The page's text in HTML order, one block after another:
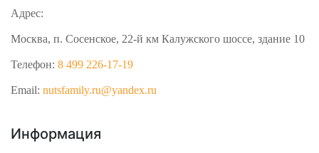
Адрес:
Москва, п. Сосенское, 22-й км Калужского шоссе, здание 10
Телефон: 8 499 226-17-19
Email: nutsfamily.ru@yandex.ru
Информация